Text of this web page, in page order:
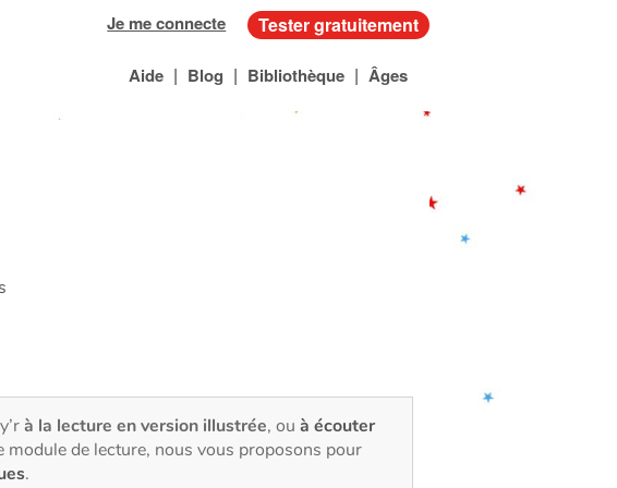
Je me connecte Tester gratuitement
Aide | Blog | Bibliothèque | Âges
à la lecture en version illustrée, ou à écouter
module de lecture, nous vous proposons pour
.